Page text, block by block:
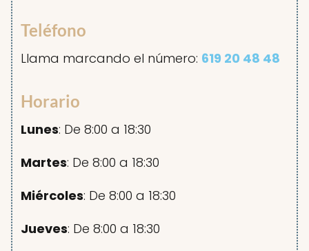
Teléfono
Llama marcando el número: 619 20 48 48
Horario
Lunes: De 8:00 a 18:30
Martes: De 8:00 a 18:30
Miércoles: De 8:00 a 18:30
Jueves: De 8:00 a 18:30